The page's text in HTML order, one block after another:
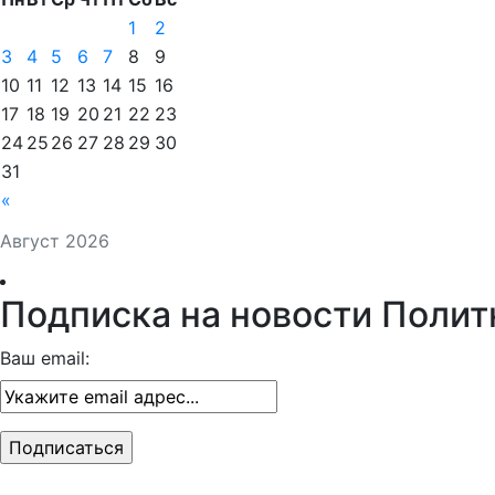
Август 2026
«
1
2
3
4 5 6 7 8
9
10 11 12 13 14 15 16
17 18 19 20 21 22 23
24 25 26 27 28 29 30
31
Подписка на новости
Ваш email: